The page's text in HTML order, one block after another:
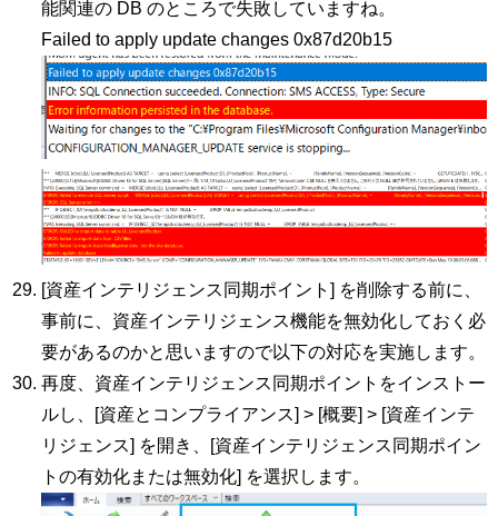
能関連の DB のところで失敗していますね。
Failed to apply update changes 0x87d20b15
[資産インテリジェンス同期ポイント] を削除する前に、
事前に、資産インテリジェンス機能を無効化しておく必
要があるのかと思いますので以下の対応を実施します。
再度、資産インテリジェンス同期ポイントをインストー
ルし、[資産とコンプライアンス] > [概要] > [資産インテ
リジェンス] を開き、[資産インテリジェンス同期ポイン
トの有効化または無効化] を選択します。